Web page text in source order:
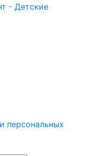
- Детские
персональных